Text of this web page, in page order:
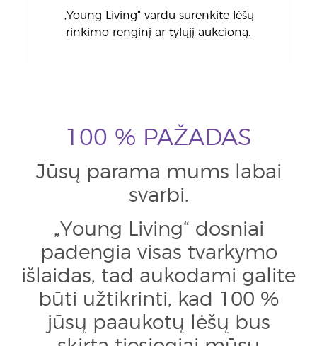
„Young Living“ vardu surenkite lėšų
rinkimo renginį ar tylųjį aukcioną.
100 % PAŽADAS
Jūsų parama mums labai
svarbi.
„Young Living“ dosniai
padengia visas tvarkymo
išlaidas, tad aukodami galite
būti užtikrinti, kad 100 %
jūsų paaukotų lėšų bus